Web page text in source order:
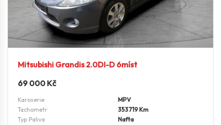
Mitsubishi Grandis 2.0DI-D 6míst
69 000 Kč
Karoserie
MPV
Tachometr
353719 Km
Typ Paliva
Nafta